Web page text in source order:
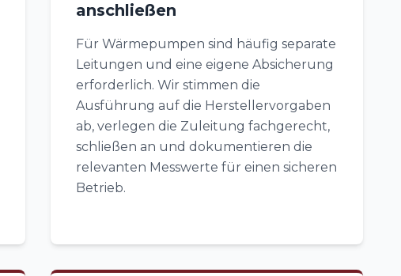
anschließen
Für Wärmepumpen sind häufig separate
Leitungen und eine eigene Absicherung
erforderlich. Wir stimmen die
Ausführung auf die Herstellervorgaben
ab, verlegen die Zuleitung fachgerecht,
schließen an und dokumentieren die
relevanten Messwerte für einen sicheren
Betrieb.